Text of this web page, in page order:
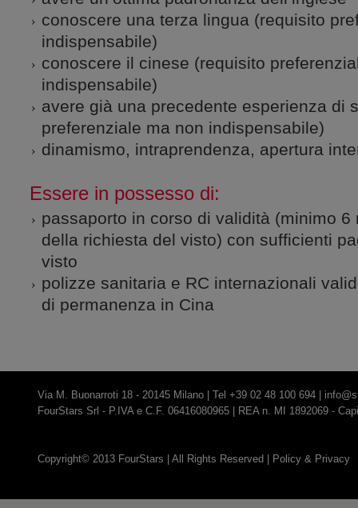
conoscere una terza lingua (requisito
indispensabile)
conoscere il cinese (requisito
indispensabile)
avere già una precedente esperienza di
preferenziale ma non indispensabile)
dinamismo, intraprendenza, apertura
Essere in possesso di:
passaporto in corso di validità (minimo 6
della richiesta del visto) con sufficienti
visto
polizze sanitaria e RC internazionali
di permanenza in Cina
Via M. Buonarroti 18 - 20145 Milano | Tel +39 02 48 100 694 |
FourStars Srl - P.IVA e C.F. 06416080965 | REA n. MI 1892069 -
Copyright© 2013 FourStars | All Rights Reserved | Policy & Privacy